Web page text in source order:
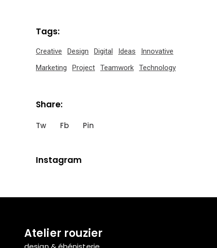
Tags:
Creative Design Digital Ideas
Innovative
Marketing
Project Teamwork Technology
Share:
Tw Fb Pin
Instagram
Atelier rouzier